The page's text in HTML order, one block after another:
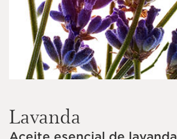
Lavanda